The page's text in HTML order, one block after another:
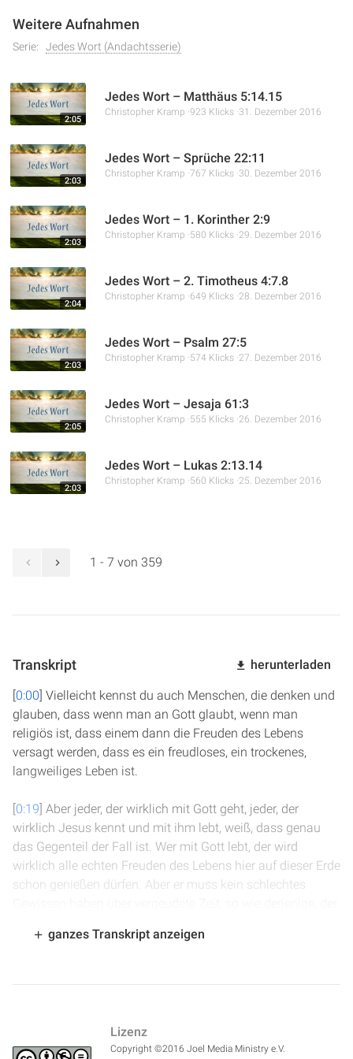
Weitere Aufnahmen
Serie: Jedes Wort (Andachtsserie)
2:05
Jedes Wort – Matthäus 5:14.15
Christopher Kramp 923 Klicks 31. Dezember 2016
2:03
Jedes Wort – Sprüche 22:11
Christopher Kramp 767 Klicks 30. Dezember 2016
2:03
Jedes Wort – 1. Korinther 2:9
Christopher Kramp 580 Klicks 29. Dezember 2016
2:04
Jedes Wort – 2. Timotheus 4:7.8
Christopher Kramp 649 Klicks 28. Dezember 2016
2:03
Jedes Wort – Psalm 27:5
Christopher Kramp 574 Klicks 27. Dezember 2016
2:05
Jedes Wort – Jesaja 61:3
Christopher Kramp 555 Klicks 26. Dezember 2016
2:03
Jedes Wort – Lukas 2:13.14
Christopher Kramp 560 Klicks 25. Dezember 2016
1 - 7 von 359
Transkript herunterladen
[0:00] Vielleicht kennst du auch Menschen, die denken und
glauben, dass wenn man an Gott glaubt, wenn man
religiös ist, dass einem dann die Freuden des Lebens
versagt werden, dass es ein freudloses, ein trockenes,
langweiliges Leben ist.
[0:19] Aber jeder, der wirklich mit Gott geht, jeder, der
wirklich Jesus kennt und mit ihm lebt, weiß, dass genau
das Gegenteil der Fall ist. Wer mit Gott lebt, der wird
wirklich alle echten Freuden des Lebens hier auf dieser Erde
schon genießen dürfen. Aber er muss kein schlechtes
keine Depression bekommen, weil Geld und Zeit und
es stimmt, es gibt einige Christen, die immer mit einer
Wolke um das Denken herumgehen. Christen, die immer
ganzes Transkript anzeigen
Lizenz
Copyright ©2016 Joel Media Ministry e.V.